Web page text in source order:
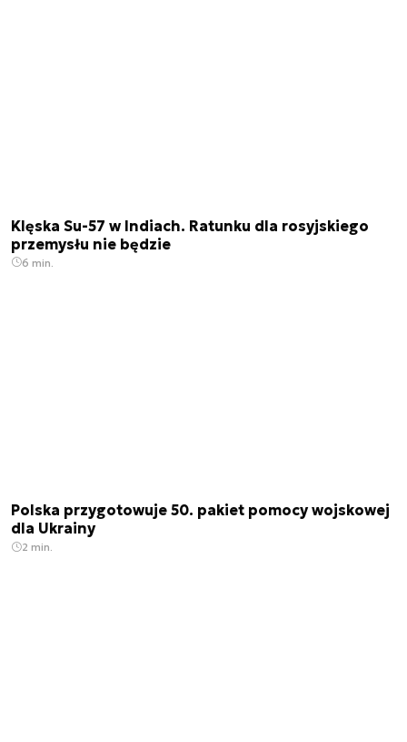
Klęska Su-57 w Indiach. Ratunku dla rosyjskiego
przemysłu nie będzie
6 min.
Polska przygotowuje 50. pakiet pomocy wojskowej
dla Ukrainy
2 min.